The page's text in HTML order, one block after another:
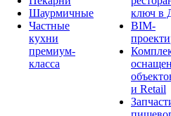
Шаурмичные
Частные
кухни
премиум-
класса
ключ в
BIM-
и Retail